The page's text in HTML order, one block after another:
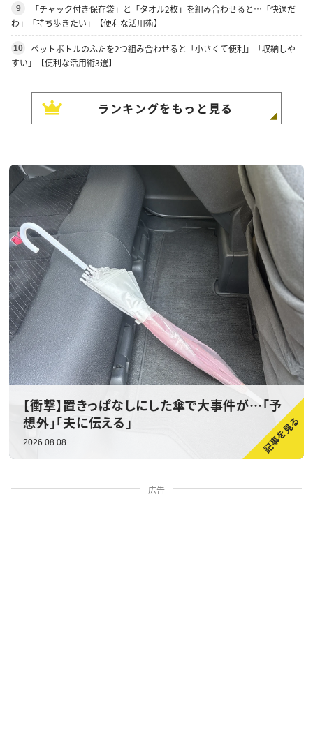
9
「チャック付き保存袋」と「タオル2枚」を組み合わせると…「快適だ
わ」「持ち歩きたい」【便利な活用術】
10
ペットボトルのふたを2つ組み合わせると「小さくて便利」「収納しや
すい」【便利な活用術3選】
ランキングをもっと見る
【衝撃】置きっぱなしにした傘で大事件が…「予
想外」「夫に伝える」
2026.08.08
広告